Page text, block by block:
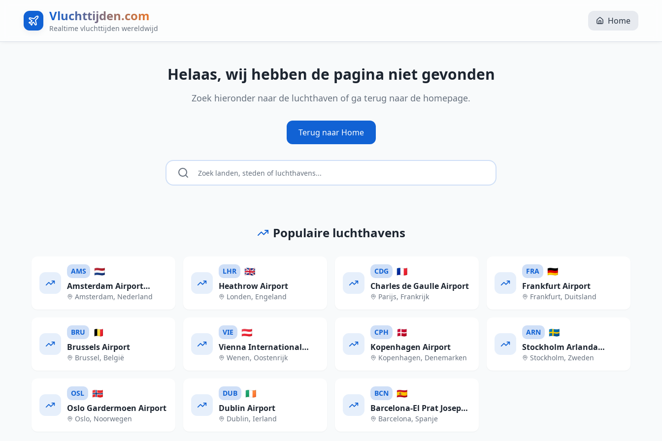
Vluchttijden.com
Realtime vluchttijden wereldwijd
Home
Helaas, wij hebben de pagina niet gevonden
Zoek hieronder naar de luchthaven of ga terug naar de homepage.
Terug naar Home
Populaire luchthavens
AMS 🇳🇱
Amsterdam Airport
Schiphol
Amsterdam, Nederland
LHR 🇬🇧
Heathrow Airport
Londen, Engeland
CDG 🇫🇷
Charles de Gaulle Airport
Parijs, Frankrijk
FRA 🇩🇪
Frankfurt Airport
Frankfurt, Duitsland
BRU 🇧🇪
Brussels Airport
Brussel, België
VIE 🇦🇹
Vienna International
Airport
Wenen, Oostenrijk
CPH 🇩🇰
Kopenhagen Airport
Kopenhagen, Denemarken
ARN 🇸🇪
Stockholm Arlanda
Airport
Stockholm, Zweden
OSL 🇳🇴
Oslo Gardermoen Airport
Oslo, Noorwegen
DUB 🇮🇪
Dublin Airport
Dublin, Ierland
BCN 🇪🇸
Barcelona-El Prat Josep
Tarradellas Airport
Barcelona, Spanje